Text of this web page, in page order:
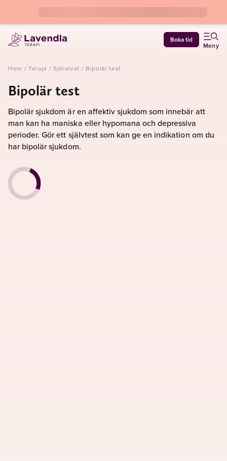
Boka tid
Meny
Hem / Terapi / Självtest / Bipolär test
Bipolär test
Bipolär sjukdom är en affektiv sjukdom som innebär att
man kan ha maniska eller hypomana och depressiva
perioder. Gör ett självtest som kan ge en indikation om du
har bipolär sjukdom.